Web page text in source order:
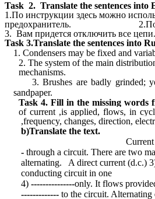
Task 2. Translate the sentences into
1.По инструкции здесь можно
предохранитель.
2.
3. Вам придется отключить все цепи.
Task 3.Translate the sentences into
1. Condensers may be fixed and
2. The system of the main
mechanisms.
3.Brushes are badly grinded;
sandpaper.
Task 4. Fill in the missing words
of current ,is applied, flows, in
,frequency, changes, direction,
b)Translate the text.
- through a circuit. There are two
alternating. A direct current
conducting circuit in one
4)---------------only. It flows
------------- to the circuit. Alternating